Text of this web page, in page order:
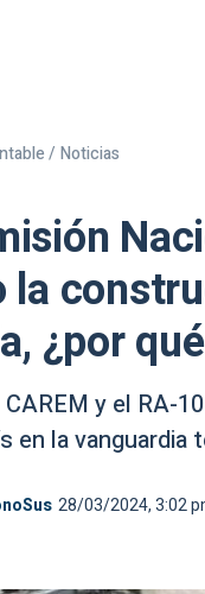
/ Noticias
la
¿por
y el RA-
en la
28/03/2024, 3:02